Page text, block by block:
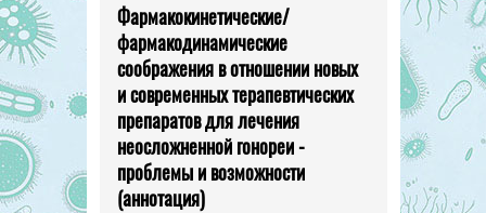
Фармакокинетические/
фармакодинамические
соображения в отношении новых
и современных терапевтических
препаратов для лечения
неосложненной гонореи -
проблемы и возможности
(аннотация)